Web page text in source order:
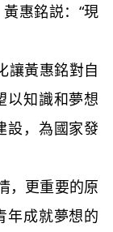
惠銘説：“現
黃惠銘對自
以知識和夢想
設，為國家發
更重要的原
年成就夢想的